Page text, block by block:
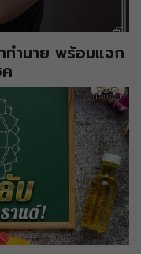
ทำนาย พร้อมแจก